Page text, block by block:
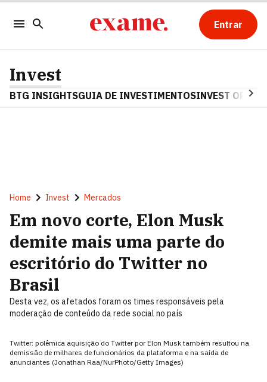
Entrar
Invest
BTG INSIGHTSGUIA DE INVESTIMENTOSINVEST OPINA
Home Invest Mercados
Em novo corte, Elon Musk
demite mais uma parte do
escritório do Twitter no
Brasil
Desta vez, os afetados foram os times responsáveis pela
moderação de conteúdo da rede social no país
Twitter: polêmica aquisição do Twitter por Elon Musk também resultou na
demissão de milhares de funcionários da plataforma e na saída de
anunciantes (Jonathan Raa/NurPhoto/Getty Images)